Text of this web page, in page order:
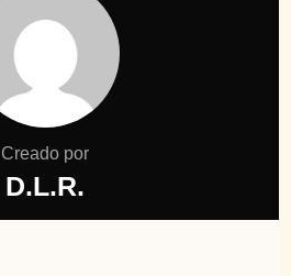
Creado por
D.L.R.